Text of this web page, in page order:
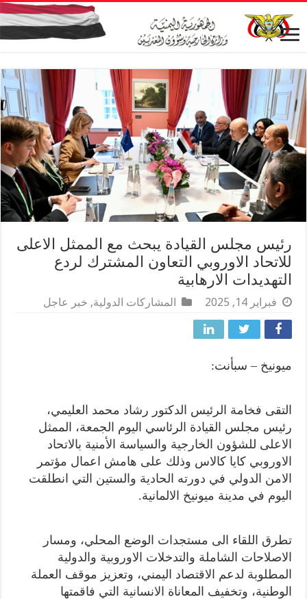
رئيس مجلس القيادة يبحث مع الممثل الاعلى
للاتحاد الاوروبي التعاون المشترك لردع
التهديدات الارهابية
فبراير 14, 2025 المشاركات الدولية, خبر عاجل
ميونيخ – سبأنت:
التقى فخامة الرئيس الدكتور رشاد محمد العليمي،
رئيس مجلس القيادة الرئاسي اليوم الجمعة، الممثل
الاعلى للشؤون الخارجية والسياسة الأمنية بالاتحاد
الاوروبي كايا كالاس وذلك على هامش اعمال مؤتمر
الامن الدولي في دورته الحادية والستين التي انطلقت
اليوم في مدينة ميونيخ الالمانية.
تطرق اللقاء الى مستجدات الوضع المحلي، ومسار
الاصلاحات الشاملة والتدخلات الاوروبية والدولية
المطلوبة لدعم الاقتصاد اليمني، وتعزيز موقف العملة
الوطنية، وتخفيف المعاناة الانسانية التي فاقمتها